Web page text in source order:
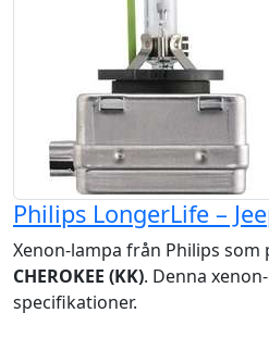
Philips LongerLife –
Xenon-lampa från Philips som
CHEROKEE (KK). Denna
specifikationer.